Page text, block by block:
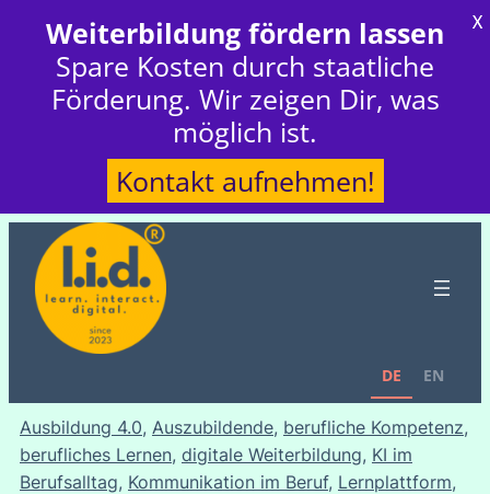
DE EN
Ausbildung 4.0, Auszubildende, berufliche Kompetenz
berufliches Lernen, digitale Weiterbildung, KI im
Berufsalltag, Kommunikation im Beruf, Lernplattform
Weiterbildung fördern lassen
Spare Kosten durch staatliche
Förderung. Wir zeigen Dir, was
möglich ist.
Kontakt aufnehmen!
X